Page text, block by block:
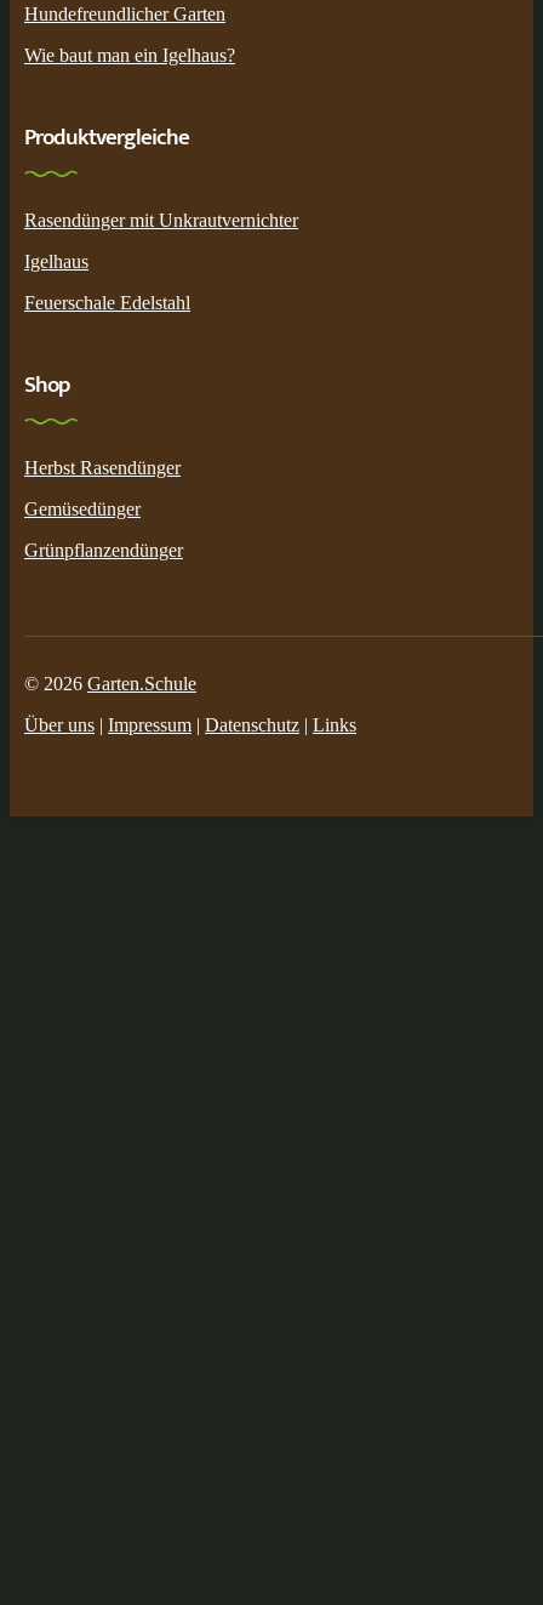
Hundefreundlicher Garten
Wie baut man ein Igelhaus?
Produktvergleiche
Rasendünger mit Unkrautvernichter
Igelhaus
Feuerschale Edelstahl
Shop
Herbst Rasendünger
Gemüsedünger
Grünpflanzendünger
© 2026 Garten.Schule
Über uns | Impressum | Datenschutz | Links